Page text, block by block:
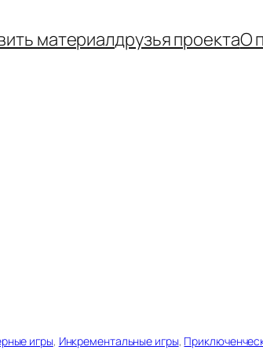
материалдрузья проектаО
игры, Инкрементальные игры,